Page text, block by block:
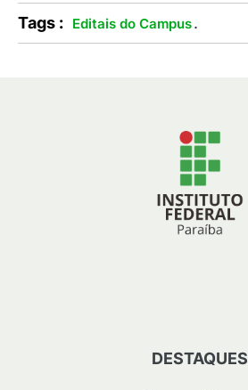
Tags : Editais do Campus.
DESTAQUES